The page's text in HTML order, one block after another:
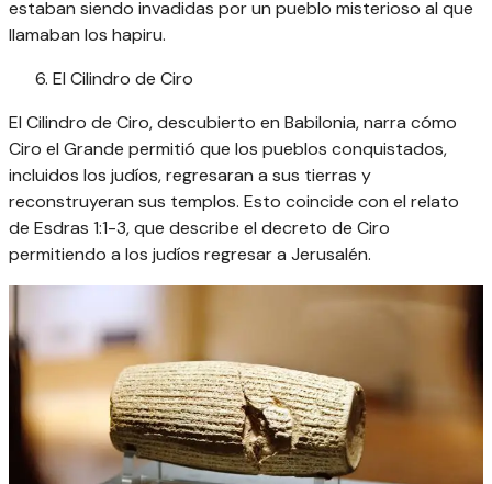
estaban siendo invadidas por un pueblo misterioso al que
llamaban los hapiru.
El Cilindro de Ciro
El Cilindro de Ciro, descubierto en Babilonia, narra cómo
Ciro el Grande permitió que los pueblos conquistados,
incluidos los judíos, regresaran a sus tierras y
reconstruyeran sus templos. Esto coincide con el relato
de Esdras 1:1-3, que describe el decreto de Ciro
permitiendo a los judíos regresar a Jerusalén.